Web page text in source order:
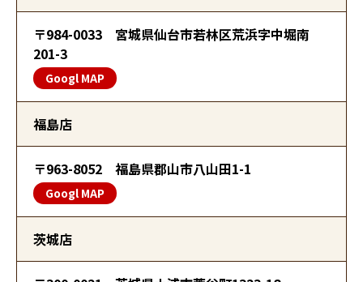
〒984-0033 宮城県仙台市若林区荒浜字中堀南
201-3
Googl MAP
福島店
〒963-8052 福島県郡山市八山田1-1
Googl MAP
茨城店